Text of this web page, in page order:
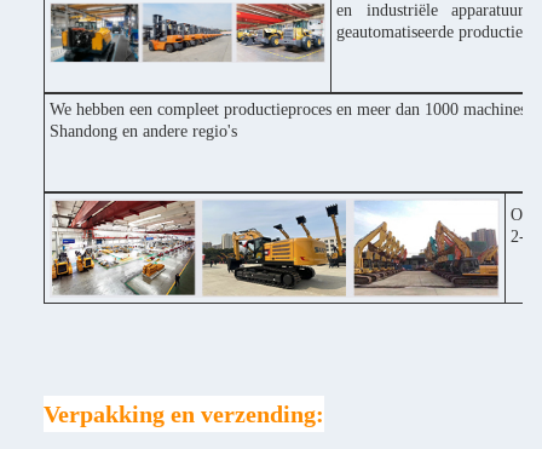
en industriële
geautomatiseerde
We hebben een compleet productieproces en meer dan 1000
Shandong en andere regio's
2-3
Verpakking en verzending: